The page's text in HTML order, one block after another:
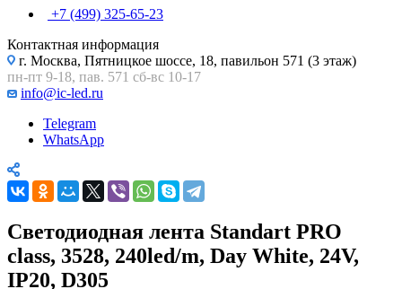
+7 (499) 325-65-23
Контактная информация
г. Москва, Пятницкое шоссе, 18, павильон 571 (3 этаж)
пн-пт 9-18, пав. 571 сб-вс 10-17
info@ic-led.ru
Telegram
WhatsApp
Светодиодная лента Standart PRO
class, 3528, 240led/m, Day White, 24V,
IP20, D305